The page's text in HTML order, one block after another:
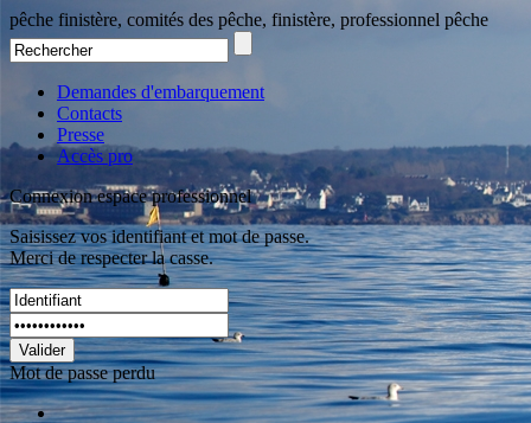
pêche finistère, comités des pêche, finistère, professionnel pêche
Demandes d'embarquement
Contacts
Presse
Accès pro
Connexion espace professionnel
Saisissez vos identifiant et mot de passe.
Merci de respecter la casse.
Valider
Mot de passe perdu